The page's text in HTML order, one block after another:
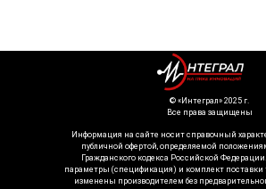
Информация на сайте носит справочный
публичной офертой, определяемой
Гражданского кодекса Российской
параметры (спецификация) и комплект поставки
изменены производителем без
©️ «Интеграл» 2025 г.
Все права защищены